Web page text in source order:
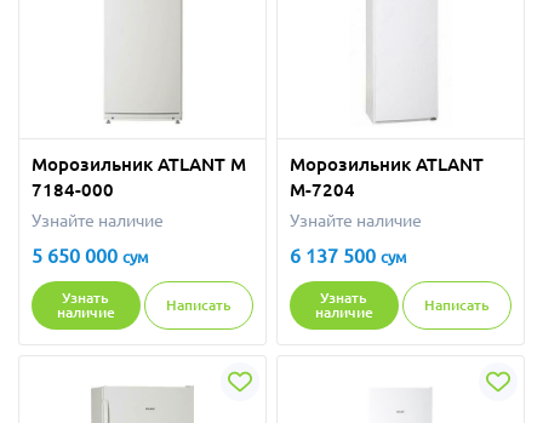
Морозильник ATLANT М
7184-000
Узнайте наличие
5 650 000 сум
Узнать
наличие
Написать
Морозильник ATLANT
М-7204
Узнайте наличие
6 137 500 сум
Узнать
наличие
Написать